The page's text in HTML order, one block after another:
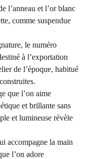
l’anneau et l’or blanc
comme suspendue
le numéro
à l’exportation
de l’époque, habitué
que l’on aime
et brillante sans
et lumineuse révèle
accompagne la main
l’on adore